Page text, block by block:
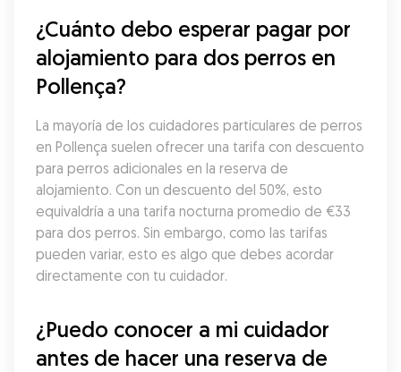
¿Cuánto debo esperar pagar por
alojamiento para dos perros en
Pollença?
La mayoría de los cuidadores particulares de perros
en Pollença suelen ofrecer una tarifa con descuento
para perros adicionales en la reserva de
alojamiento. Con un descuento del 50%, esto
equivaldría a una tarifa nocturna promedio de €33
para dos perros. Sin embargo, como las tarifas
pueden variar, esto es algo que debes acordar
directamente con tu cuidador.
¿Puedo conocer a mi cuidador
antes de hacer una reserva de